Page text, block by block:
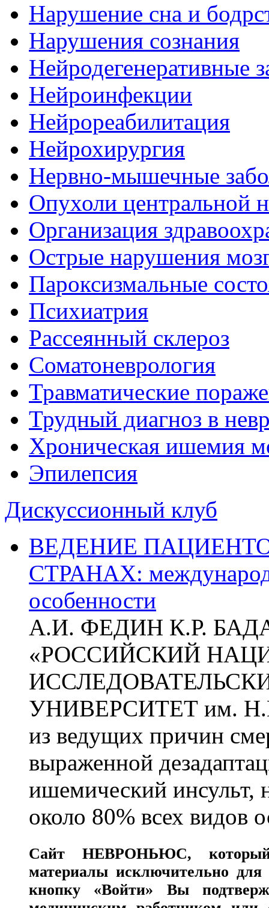
Нарушение сна и
Нарушения сознания
Нейродегенеративные
Нейроинфекции
Нейрореабилитация
Нейрохирургия
Нервно-мышечные
Опухоли центральной
Организация
Острые нарушения
Пароксизмальные
Психиатрия
Рассеянный склероз
Соматоневрология
Травматические
Трудный диагноз в
Хроническая ишемия
Эпилепсия
Дискуссионный клуб
ВЕДЕНИЕ
СТРАНАХ:
особенности
А.И. ФЕДИН К.Р.
«РОССИЙСКИЙ
УНИВЕРСИТЕТ им.
из ведущих причин
выраженной
ишемический инсульт,
около 80% всех видов
СайтНЕВРОНЬЮС,
материалы исключительно для
кнопку «Войти» Вы